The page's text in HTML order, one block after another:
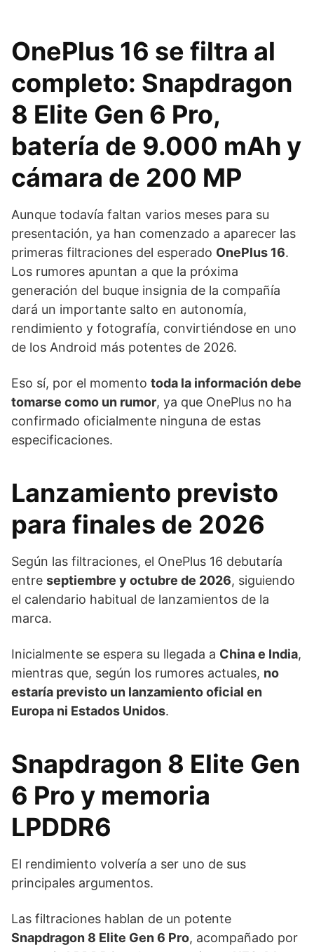
OnePlus 16 se filtra al
completo: Snapdragon
8 Elite Gen 6 Pro,
batería de 9.000 mAh y
cámara de 200 MP
Aunque todavía faltan varios meses para su
presentación, ya han comenzado a aparecer las
primeras filtraciones del esperado OnePlus 16.
Los rumores apuntan a que la próxima
generación del buque insignia de la compañía
dará un importante salto en autonomía,
rendimiento y fotografía, convirtiéndose en uno
de los Android más potentes de 2026.
Eso sí, por el momento toda la información debe
tomarse como un rumor, ya que OnePlus no ha
confirmado oficialmente ninguna de estas
especificaciones.
Lanzamiento previsto
para finales de 2026
Según las filtraciones, el OnePlus 16 debutaría
entre septiembre y octubre de 2026, siguiendo
el calendario habitual de lanzamientos de la
marca.
Inicialmente se espera su llegada a China e India,
mientras que, según los rumores actuales, no
estaría previsto un lanzamiento oficial en
Europa ni Estados Unidos.
Snapdragon 8 Elite Gen
6 Pro y memoria
LPDDR6
El rendimiento volvería a ser uno de sus
principales argumentos.
Las filtraciones hablan de un potente
Snapdragon 8 Elite Gen 6 Pro, acompañado por